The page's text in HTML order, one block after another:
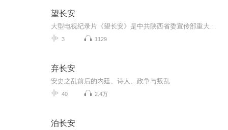
望长安
3 1129
弃长安
安史之乱前后的内廷、诗人、政争与叛乱
40 2.4万
泊长安